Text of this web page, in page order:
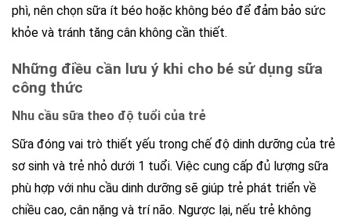
phì, nên chọn sữa ít béo hoặc không béo để đảm bảo sức
khỏe và tránh tăng cân không cần thiết.
Những điều cần lưu ý khi cho bé sử dụng sữa
công thức
Nhu cầu sữa theo độ tuổi của trẻ
Sữa đóng vai trò thiết yếu trong chế độ dinh dưỡng của trẻ
sơ sinh và trẻ nhỏ dưới 1 tuổi. Việc cung cấp đủ lượng sữa
phù hợp với nhu cầu dinh dưỡng sẽ giúp trẻ phát triển về
chiều cao, cân nặng và trí não. Ngược lại, nếu trẻ không